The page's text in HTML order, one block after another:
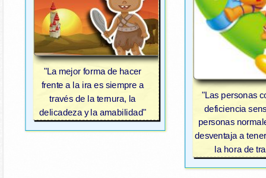
"La mejor forma de hacer
frente a la ira es siempre a
través de la ternura, la
delicadeza y la amabilidad"
"Las personas
deficiencia
personas
desventaja a
la hora de